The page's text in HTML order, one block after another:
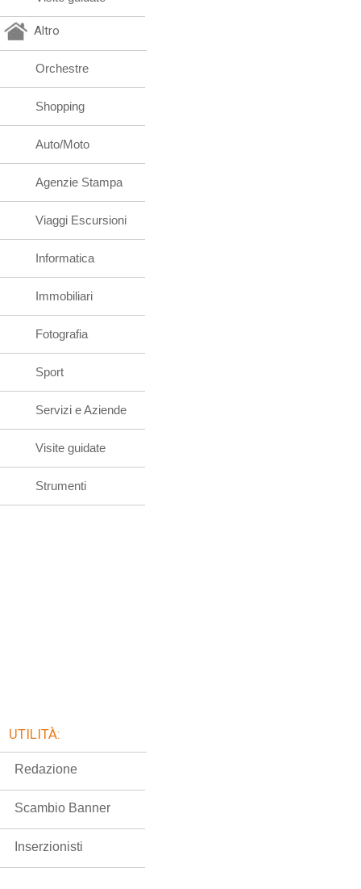
Altro
Orchestre
Shopping
Auto/Moto
Agenzie Stampa
Viaggi Escursioni
Informatica
Immobiliari
Fotografia
Sport
Servizi e Aziende
Visite guidate
Strumenti
UTILITÀ:
Redazione
Scambio Banner
Inserzionisti